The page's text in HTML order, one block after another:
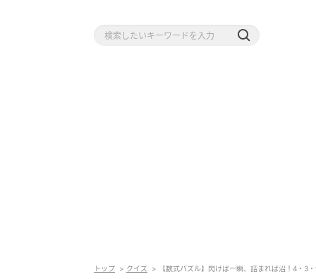
トップ クイズ 【数式パズル】閃けば一瞬、詰まれば沼！4・3